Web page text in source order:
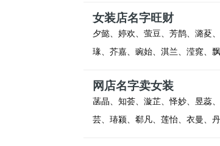
女装店名字旺财
夕懿、婷欢、萤豆、芳鹊、潞荾
瑑、芥嘉、豌始、淇兰、滢窕、
网店名字卖女装
菡晶、知荟、漩芷、怿妙、昱蕊
芸、瑃颍、郗凡、莲怡、衣曼、